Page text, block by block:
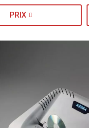
PRIX